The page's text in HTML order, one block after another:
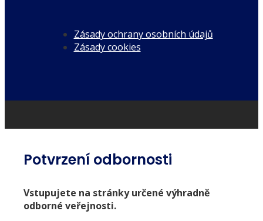
Zásady ochrany osobních údajů
Zásady cookies
Potvrzení odbornosti
Vstupujete na stránky určené výhradně
odborné veřejnosti.